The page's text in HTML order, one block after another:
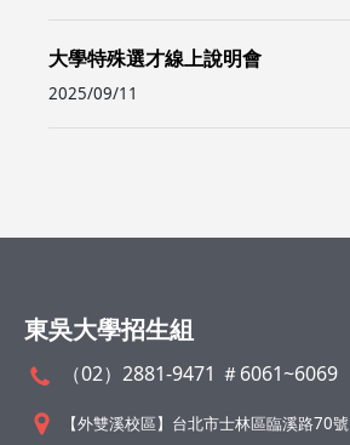
大學特殊選才線上說明會
2025/09/11
東吳大學招生組
（02）2881-9471 ＃6061~6069
【外雙溪校區】台北市士林區臨溪路70號